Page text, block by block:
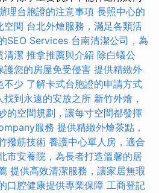
理台胞證的注意事項 長照中心的
空間 台北外燴服務，滿足各類活
SEO Services 台南清潔公司，為
清潔 推拿推薦與介紹 除白蟻公
護您的房屋免受侵害 提供精緻外
不少 了解卡式台胞證的申請方式
找到永遠的安放之所 新竹外燴，
的空間規劃，讓每寸空間都發揮
服務 提供精緻外燴茶點，
撥筋技術 養護中心單人房，適合
市安養院，為長者打造溫馨的居
提供高效清潔服務，讓家居無瑕
口腔健康提供專業保障 工商登記